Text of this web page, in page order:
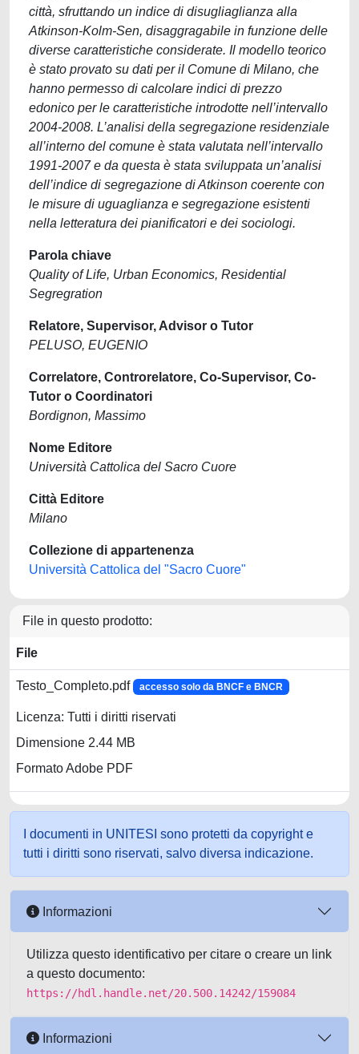
città, sfruttando un indice di disugliaglianza alla
Atkinson-Kolm-Sen, disaggragabile in funzione delle
diverse caratteristiche considerate. Il modello teorico
è stato provato su dati per il Comune di Milano, che
hanno permesso di calcolare indici di prezzo
edonico per le caratteristiche introdotte nell’intervallo
2004-2008. L’analisi della segregazione residenziale
all’interno del comune è stata valutata nell’intervallo
1991-2007 e da questa è stata sviluppata un’analisi
dell’indice di segregazione di Atkinson coerente con
le misure di uguaglianza e segregazione esistenti
nella letteratura dei pianificatori e dei sociologi.
Parola chiave
Quality of Life, Urban Economics, Residential
Segregration
Relatore, Supervisor, Advisor o Tutor
PELUSO, EUGENIO
Correlatore, Controrelatore, Co-Supervisor, Co-
Tutor o Coordinatori
Bordignon, Massimo
Nome Editore
Università Cattolica del Sacro Cuore
Città Editore
Milano
Collezione di appartenenza
Università Cattolica del "Sacro Cuore"
File in questo prodotto:
File
Testo_Completo.pdf accesso solo da BNCF e BNCR
Licenza: Tutti i diritti riservati
Dimensione 2.44 MB
Formato Adobe PDF
I documenti in UNITESI sono protetti da copyright e
tutti i diritti sono riservati, salvo diversa indicazione.
Informazioni
Utilizza questo identificativo per citare o creare un link
a questo documento:
https://hdl.handle.net/20.500.14242/159084
Informazioni